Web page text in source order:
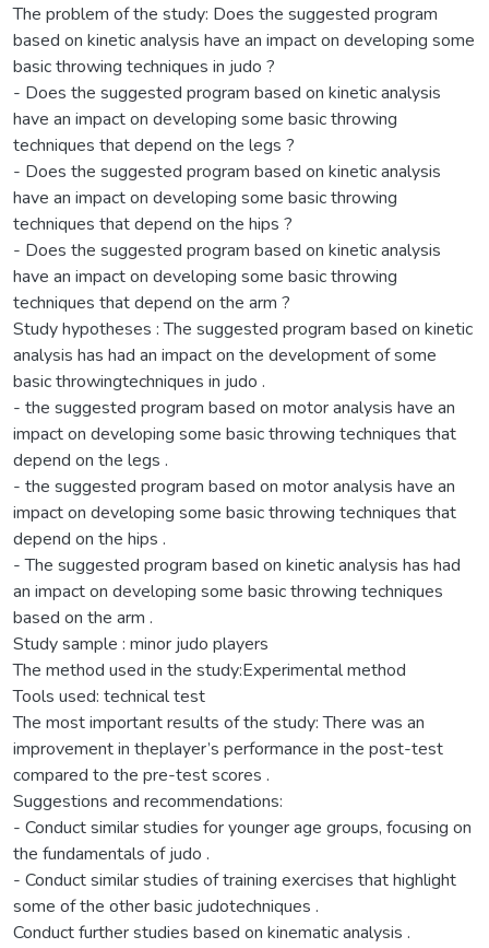
The problem of the study: Does the suggested program
based on kinetic analysis have an impact on developing some
basic throwing techniques in judo ?
- Does the suggested program based on kinetic analysis
have an impact on developing some basic throwing
techniques that depend on the legs ?
- Does the suggested program based on kinetic analysis
have an impact on developing some basic throwing
techniques that depend on the hips ?
- Does the suggested program based on kinetic analysis
have an impact on developing some basic throwing
techniques that depend on the arm ?
Study hypotheses : The suggested program based on kinetic
analysis has had an impact on the development of some
basic throwingtechniques in judo .
- the suggested program based on motor analysis have an
impact on developing some basic throwing techniques that
depend on the legs .
- the suggested program based on motor analysis have an
impact on developing some basic throwing techniques that
depend on the hips .
- The suggested program based on kinetic analysis has had
an impact on developing some basic throwing techniques
based on the arm .
Study sample : minor judo players
The method used in the study:Experimental method
Tools used: technical test
The most important results of the study: There was an
improvement in theplayer’s performance in the post-test
compared to the pre-test scores .
Suggestions and recommendations:
- Conduct similar studies for younger age groups, focusing on
the fundamentals of judo .
- Conduct similar studies of training exercises that highlight
some of the other basic judotechniques .
Conduct further studies based on kinematic analysis .